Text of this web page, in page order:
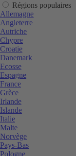
Régions populaires
Allemagne
Angleterre
Autriche
Chypre
Croatie
Danemark
Ecosse
Espagne
France
Grèce
Irlande
Islande
Italie
Malte
Norvège
Pays-Bas
Pologne